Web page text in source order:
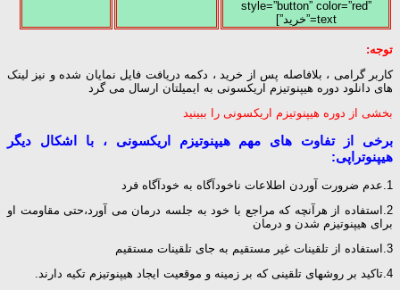
style=”button” color=”red”
text=”خرید”]
توجه:
کاربر گرامی ، بلافاصله پس از خرید ، دکمه دریافت فایل نمایان شده و نیز لینک
های دانلود دوره هیپنوتیزم اریکسونی به ایمیلتان ارسال می گرد
بخشی از دوره هیپنوتیزم اریکسونی را ببینید
برخی از تفاوت های مهم هیپنوتیزم اریکسونی ، با اشکال دیگر
هیپنوتراپی:
1.عدم ضرورت آوردن اطلاعات ناخودآگاه به خودآگاه فرد
2.استفاده از هرآنچه که مراجع با خود به جلسه درمان می آورد،حتی مقاومت او
برای هیپنوتیزم شدن و درمان
3.استفاده از تلقینات غیر مستقیم به جای تلقینات مستقیم
4.تاکید بر روشهای تلقینی که بر زمینه و موقعیت ایجاد هیپنوتیزم تکیه دارند.